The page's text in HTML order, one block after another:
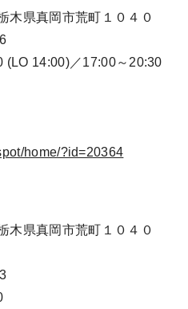
県真岡市荒町１０４０
14:00)／17:00～20:30
home/?id=20364
県真岡市荒町１０４０